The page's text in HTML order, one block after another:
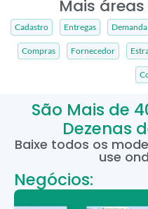
Mais
Cadastro Entregas Demanda
Compras Fornecedor
São Mais de
Dezenas
Baixe todos os
use
Negócios: